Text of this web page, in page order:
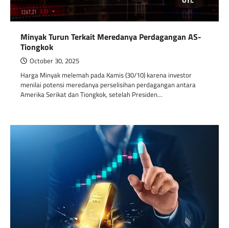
Minyak Turun Terkait Meredanya Perdagangan AS-
Tiongkok
October 30, 2025
Harga Minyak melemah pada Kamis (30/10) karena investor
menilai potensi meredanya perselisihan perdagangan antara
Amerika Serikat dan Tiongkok, setelah Presiden…